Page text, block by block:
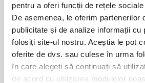
pentru a oferi funcții de rețele
De asemenea, le oferim partenerilor
publicitate și de analize informații
folosiți site-ul nostru. Aceștia le pot
oferite de dvs. sau culese în urma
în care alegeți să continuați să
de acord cu utilizarea modulelor
BACAU
BAIA MARE
BAILE HERCULANE
BAILESTI
BALS-IS
BALS-OT
BARCA